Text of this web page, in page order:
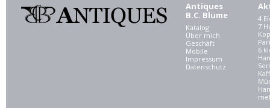
Antiques
B.C. Blume
Katalog
Über mich
Geschäft
Mobile
Impressum
Datenschutz
4
7
6